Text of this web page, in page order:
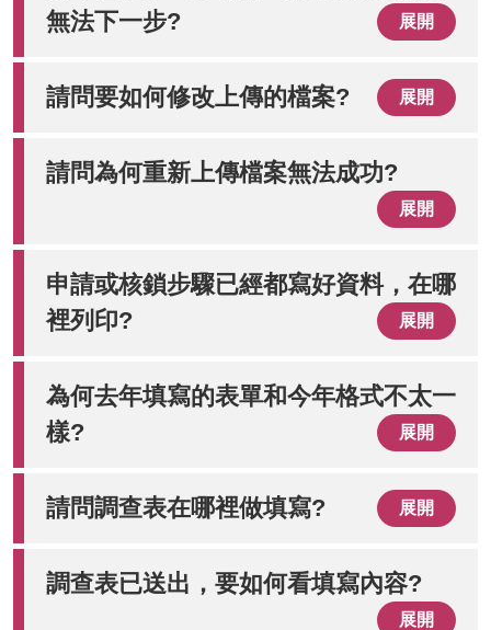
無法下一步?
展開
請問要如何修改上傳的檔案? 展開
請問為何重新上傳檔案無法成功?
展開
申請或核鎖步驟已經都寫好資料，在哪
裡列印?
展開
為何去年填寫的表單和今年格式不太一
樣?
展開
請問調查表在哪裡做填寫? 展開
調查表已送出，要如何看填寫內容?
展開